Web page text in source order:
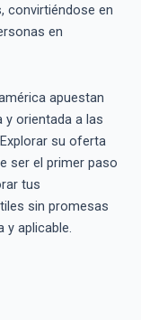
convirtiéndose en
en
apuestan
orientada a las
su oferta
ser el primer paso
tus
sin promesas
y aplicable.